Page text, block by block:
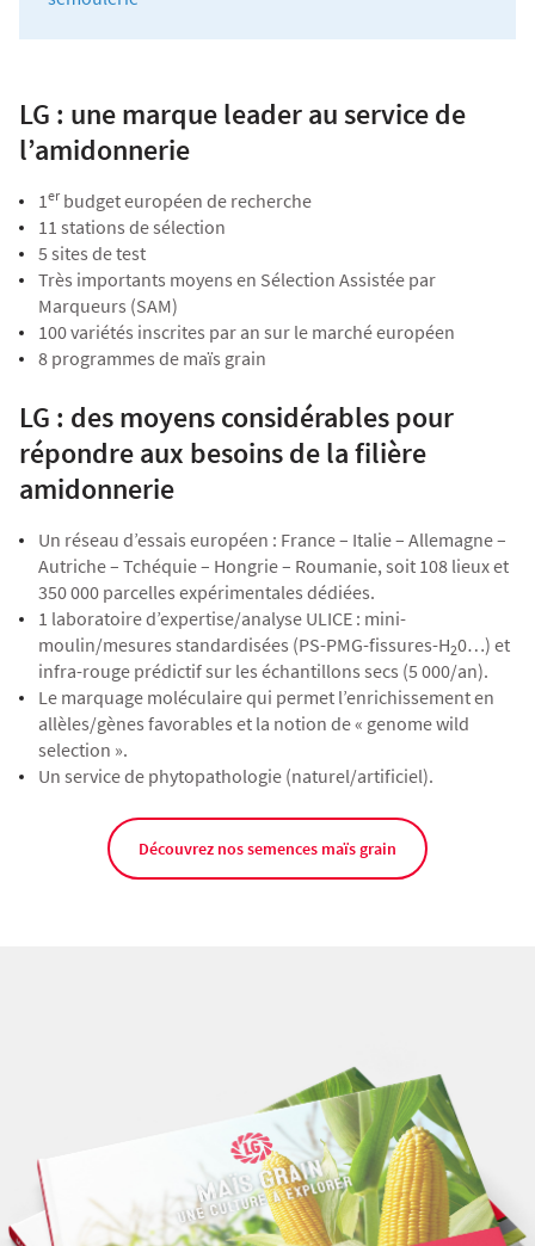
LG : une marque leader au service de
l’amidonnerie
1 er budget européen de recherche
11 stations de sélection
5 sites de test
Très importants moyens en Sélection Assistée par
Marqueurs (SAM)
100 variétés inscrites par an sur le marché européen
8 programmes de maïs grain
LG : des moyens considérables pour
répondre aux besoins de la filière
amidonnerie
Un réseau d’essais européen : France – Italie – Allemagne –
Autriche – Tchéquie – Hongrie – Roumanie, soit 108 lieux et
350 000 parcelles expérimentales dédiées.
1 laboratoire d’expertise/analyse ULICE : mini-
moulin/mesures standardisées (PS-PMG-fissures-H20…) et
infra-rouge prédictif sur les échantillons secs (5 000/an).
Le marquage moléculaire qui permet l’enrichissement en
allèles/gènes favorables et la notion de « genome wild
selection ».
Un service de phytopathologie (naturel/artificiel).
Découvrez nos semences maïs grain